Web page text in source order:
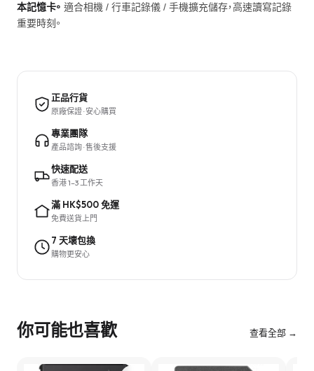
本記憶卡。 適合相機 / 行車記錄儀 / 手機擴充儲存，高速讀寫記錄
重要時刻。
正品行貨
原廠保證 · 安心購買
專業團隊
產品諮詢 · 售後支援
快速配送
香港 1–3 工作天
滿 HK$500 免運
免費送貨上門
7 天壞包換
購物更安心
你可能也喜歡 查看全部 →